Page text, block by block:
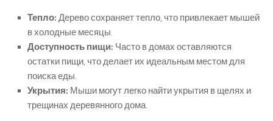
Тепло: Дерево сохраняет тепло, что привлекает мышей
в холодные месяцы.
Доступность пищи: Часто в домах оставляются
остатки пищи, что делает их идеальным местом для
поиска еды.
Укрытия: Мыши могут легко найти укрытия в щелях и
трещинах деревянного дома.